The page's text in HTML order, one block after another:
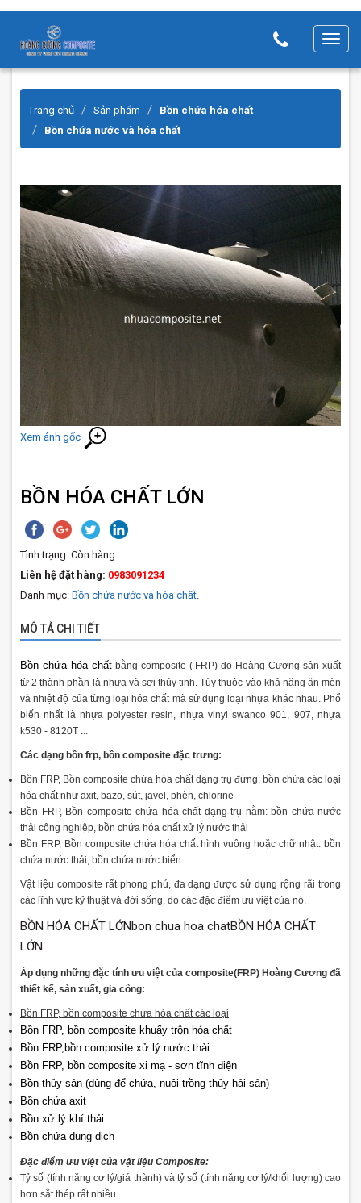
T
a
a
t
i
o
Trang chủ Sản phẩm
Bồn chứa hóa chất
Bồn chứa nước và hóa chất
Xem ảnh gốc
BỒN HÓA CHẤT LỚN
Tình trạng: Còn hàng
Liên hệ đặt hàng: 0983091234
Danh mục: Bồn chứa nước và hóa chất
MÔ TẢ CHI TIẾT
Bồn chứa hóa chất bằng composite ( FRP) do Hoàng Cương sản xuất
từ 2 thành phần là nhựa và sợi thủy tinh. Tùy thuộc vào khả năng ăn mòn
và nhiệt độ của từng loại hóa chất mà sử dụng loại nhựa khác nhau. Phổ
biến nhất là nhựa polyester resin, nhựa vinyl swanco 901, 907, nhựa
k530 - 8120T ...
Các dạng bồn frp, bồn composite đặc trưng:
Bồn FRP, Bồn composite chứa hóa chất dạng trụ đứng: bồn chứa các loại
hóa chất như axit, bazo, sút, javel, phèn, chlorine
Bồn FRP, Bồn composite chứa hóa chất dạng trụ nằm: bồn chứa nước
thải công nghiệp, bồn chứa hóa chất xử lý nước thải
Bồn FRP, Bồn composite chứa hóa chất hình vuông hoặc chữ nhật: bồn
chứa nước thải, bồn chứa nước biển
Vật liệu composite rất phong phú, đa dạng được sử dụng rộng rãi trong
các lĩnh vực kỹ thuật và đời sống, do các đặc điểm ưu việt của nó.
BỒN HÓA CHẤT LỚNbon chua hoa chatBỒN HÓA CHẤT
LỚN
Áp dụng những đặc tính ưu việt của composite(FRP) Hoàng Cương đã
thiết kế, sản xuất, gia công:
Bồn FRP, bồn composite chứa hóa chất các loại
Bồn FRP, bồn composite khuấy trộn hóa chất
Bồn FRP,bồn composite xử lý nước thải
Bồn FRP, bồn composite xi mạ - sơn tĩnh điện
Bồn thủy sản (dùng để chứa, nuôi trồng thủy hải sản)
Bồn chứa axit
Bồn xử lý khí thải
Bồn chứa dung dịch
Đặc điểm ưu việt của vật liệu Composite:
Tỷ số (tính năng cơ lý/giá thành) và tỷ số (tính năng cơ lý/khối lượng) cao
hơn sắt thép rất nhiều.